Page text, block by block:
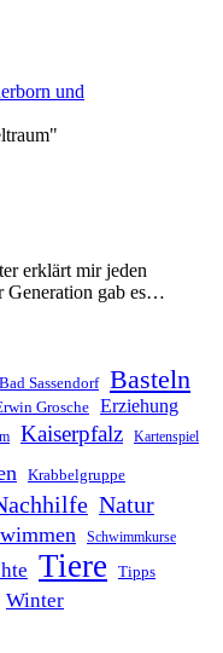
und
erklärt mir jeden
Generation gab es…
Bad Sassendorf Basteln
Grosche Erziehung
Kaiserpfalz Kartenspiel
Krabbelgruppe
Natur
Schwimmkurse
Tiere Tipps
Winter